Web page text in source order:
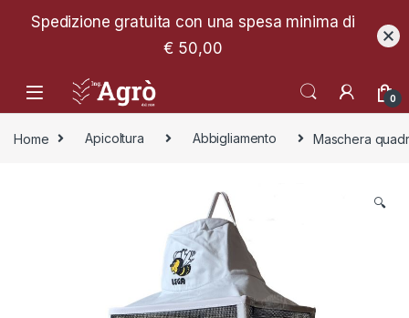
0
Home Apicoltura Abbigliamento Maschera
🔍
Spedizione gratuita con una spesa minima di
€ 50,00